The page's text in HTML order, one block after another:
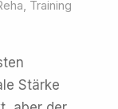
, Training
Stärke